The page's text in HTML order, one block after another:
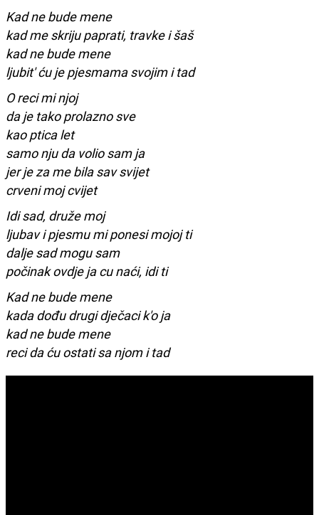
Kad ne bude mene
kad me skriju paprati, travke i šaš
kad ne bude mene
ljubit' ću je pjesmama svojim i tad
O reci mi njoj
da je tako prolazno sve
kao ptica let
samo nju da volio sam ja
jer je za me bila sav svijet
crveni moj cvijet
Idi sad, druže moj
ljubav i pjesmu mi ponesi mojoj ti
dalje sad mogu sam
počinak ovdje ja cu naći, idi ti
Kad ne bude mene
kada dođu drugi dječaci k'o ja
kad ne bude mene
reci da ću ostati sa njom i tad